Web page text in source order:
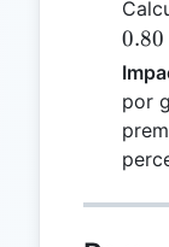
0.80
por